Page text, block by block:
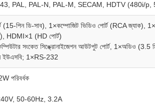
PAL, PAL-N, PAL-M, SECAM, HDTV (480i/p,
(15-পিন ডি-সাব), 1×কম্পোজিট ভিডিও পোর্ট (RCA জ্যাক),
HDMI×1 (HD পোর্ট)
সংকেত সিঙ্ক্রোনাইজেশন আউটপুট পোর্ট, 1×অডিও (3.5
ইউএসবি; 1×RS-232
পরিবর্ধক
50-60Hz, 3.2A